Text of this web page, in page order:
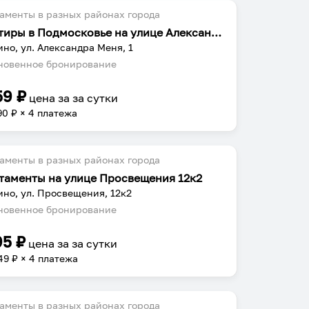
в разных районах города
Квартиры в Подмосковье на улице Александра Меня
ул. Александра Меня, 1
бронирование
₽ цена заза сутки
₽ × 4 платежа
в разных районах города
на улице Просвещения 12к2
ул. Просвещения, 12к2
бронирование
₽ цена заза сутки
₽ × 4 платежа
в разных районах города